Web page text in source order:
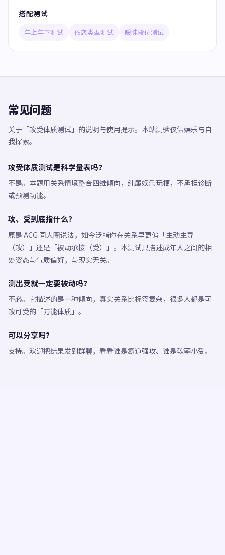
搭配测试
年上年下测试 依恋类型测试 暧昧段位测试
常见问题
关于「攻受体质测试」的说明与使用提示。本站测验仅供娱乐与自
我探索。
攻受体质测试是科学量表吗？
不是。本题用关系情境整合四维倾向，纯属娱乐玩梗，不承担诊断
或预测功能。
攻、受到底指什么？
原是 ACG 同人圈说法，如今泛指你在关系里更偏「主动主导
（攻）」还是「被动承接（受）」。本测试只描述成年人之间的相
处姿态与气质偏好，与现实无关。
测出受就一定要被动吗？
不必。它描述的是一种倾向，真实关系比标签复杂，很多人都是可
攻可受的「万能体质」。
可以分享吗？
支持。欢迎把结果发到群聊，看看谁是霸道强攻、谁是软萌小受。